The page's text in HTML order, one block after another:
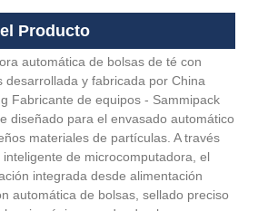
Producto
automática de bolsas de té con
desarrollada y fabricada por China
Fabricante de equipos - Sammipack
diseñado para el envasado automático
materiales de partículas. A través
de microcomputadora, el
integrada desde alimentación
automática de bolsas, sellado preciso